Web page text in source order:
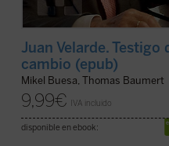
Juan Velarde. Testigo
cambio (epub)
Mikel Buesa, Thomas Baumert
9,99€ IVA incluido
disponible en ebook: